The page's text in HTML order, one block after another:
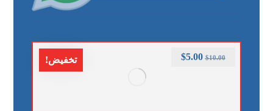
تخفيض! $10.00
$5.00